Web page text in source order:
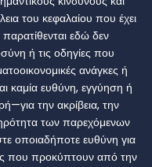
του κεφαλαίου που έχει
εδώ δεν
ή τις οδηγίες που
ανάγκες ή
καμία ευθύνη, εγγύηση ή
την ακρίβεια, την
των παρεχόμενων
οποιαδήποτε ευθύνη για
που προκύπτουν από την